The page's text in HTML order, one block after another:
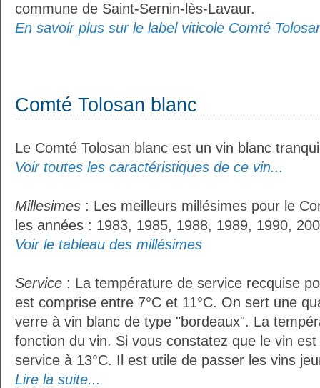
commune de Saint-Sernin-lès-Lavaur.
En savoir plus sur le label viticole Comté
Comté Tolosan blanc
Le Comté Tolosan blanc est un vin blanc
Voir toutes les caractéristiques de ce vin...
Millesimes : Les meilleurs millésimes pour le
les années : 1983, 1985, 1988, 1989, 1990,
Voir le tableau des millésimes
Service : La température de service recquise
est comprise entre 7°C et 11°C. On sert une
verre à vin blanc de type "bordeaux". La
fonction du vin. Si vous constatez que le vin
service à 13°C. Il est utile de passer les vins
Lire la suite...